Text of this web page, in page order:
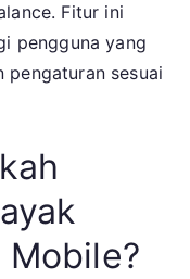
Fitur ini
pengguna yang
pengaturan sesuai